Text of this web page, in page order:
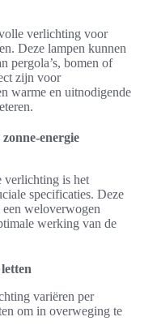
verlichting voor
Deze lampen kunnen
pergola’s, bomen of
zijn voor
warme en uitnodigende
energie
verlichting is het
specificaties. Deze
weloverwogen
werking van de
variëren per
om in overweging te